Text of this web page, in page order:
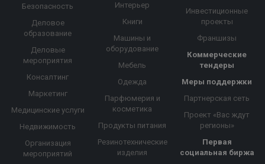
Безопасность
Деловое
образование
Деловые
мероприятия
Консалтинг
Маркетинг
Медицинские услуги
Недвижимость
Организация
мероприятий
Интерьер
Книги
Машины и
оборудование
Мебель
Одежда
Парфюмерия и
косметика
Продукты питания
Резинотехнические
изделия
Инвестиционные
проекты
Франшизы
Коммерческие
тендеры
Меры поддержки
Партнерская сеть
Проект «Вас ждут
регионы»
Первая
социальная биржа